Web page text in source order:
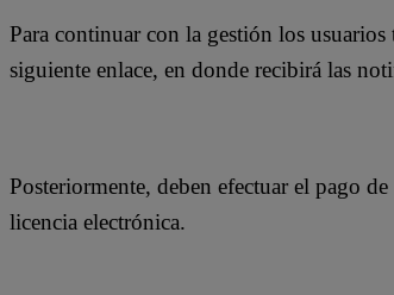
Para continuar con la gestión los
siguiente enlace, en donde recibirá las
Posteriormente, deben efectuar el pago
licencia electrónica.